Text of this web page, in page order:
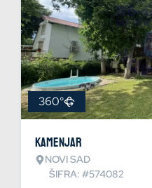
360°
Kamenjar
NOVI SAD
ŠIFRA: #574082